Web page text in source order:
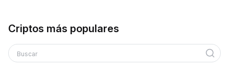
Criptos más populares
Buscar